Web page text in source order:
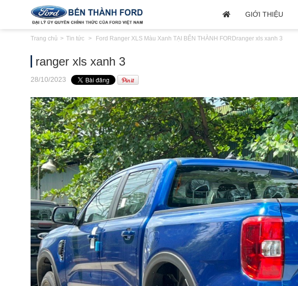
GIỚI THIỆU
Trang chủ Tin tức Ford Ranger XLS Màu Xanh TẠI BẾN THÀNH FORDranger xls xanh 3
ranger xls xanh 3
28/10/2023